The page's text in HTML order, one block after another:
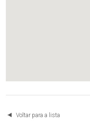
Voltar para a lista